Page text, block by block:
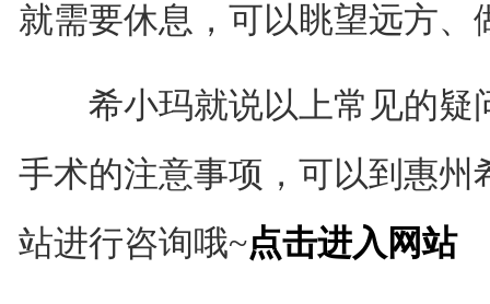
就需要休息，可以眺望远方
希小玛就说以上常见的疑
手术的注意事项，可以到惠
站进行咨询哦~点击进入网站